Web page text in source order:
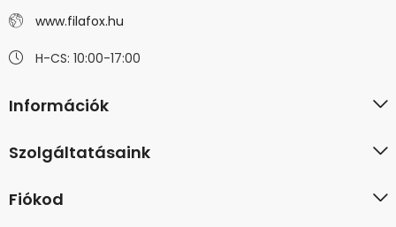
www.filafox.hu
H-CS: 10:00-17:00
Információk
Szolgáltatásaink
Fiókod